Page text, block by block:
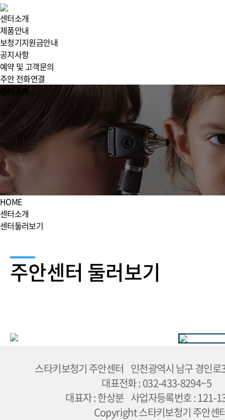
센터소개
제품안내
보청기지원금안내
공지사항
예약 및 고객문의
주안 전화연결
센터소개
HOME
센터소개
센터둘러보기
주안센터 둘러보기
스타키보청기 주안센터 인천광역시 남구 경인
대표전화 : 032-433-8294~5
대표자 : 한상분 사업자등록번호 : 121-
Copyright 스타키보청기 주안센